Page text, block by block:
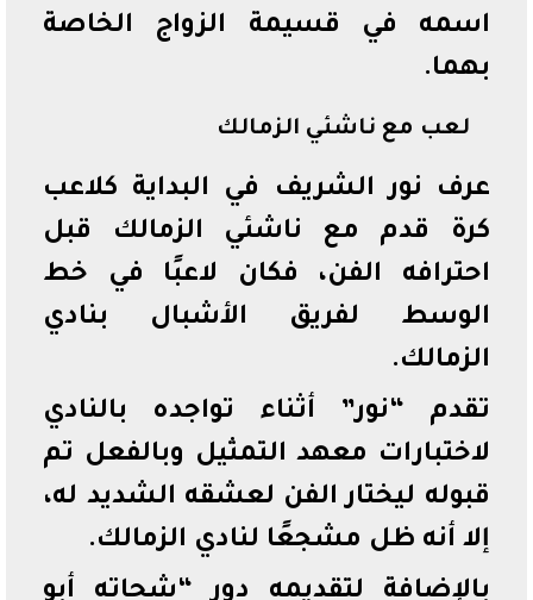
اسمه في قسيمة الزواج الخاصة
بهما.
لعب مع ناشئي الزمالك
عرف نور الشريف في البداية كلاعب
كرة قدم مع ناشئي الزمالك قبل
احترافه الفن، فكان لاعبًا في خط
الوسط لفريق الأشبال بنادي
الزمالك.
تقدم “نور” أثناء تواجده بالنادي
لاختبارات معهد التمثيل وبالفعل تم
قبوله ليختار الفن لعشقه الشديد له،
إلا أنه ظل مشجعًا لنادي الزمالك.
بالإضافة لتقديمه دور “شحاته أبو